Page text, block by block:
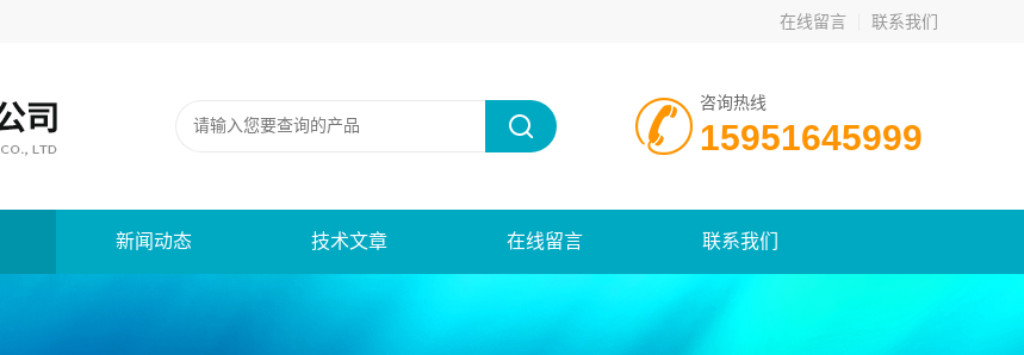
在线留言 联系我们
咨询热线
15951645999
新闻动态 技术文章 在线留言 联系我们